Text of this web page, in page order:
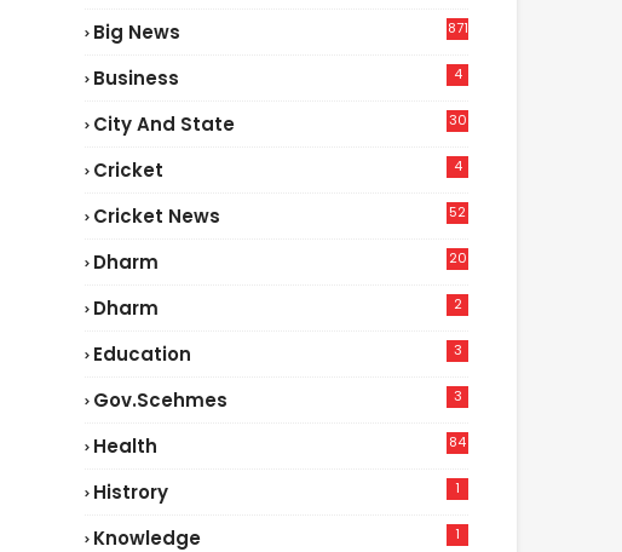
Big News 871
Business 4
City And State 30
Cricket 4
Cricket News
52
Dharm 20
Dharm 2
Education 3
Gov.scehmes 3
Health
84
Histrory 1
Knowledge 1